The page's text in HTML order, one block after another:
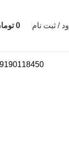
/ ثبت نام 0